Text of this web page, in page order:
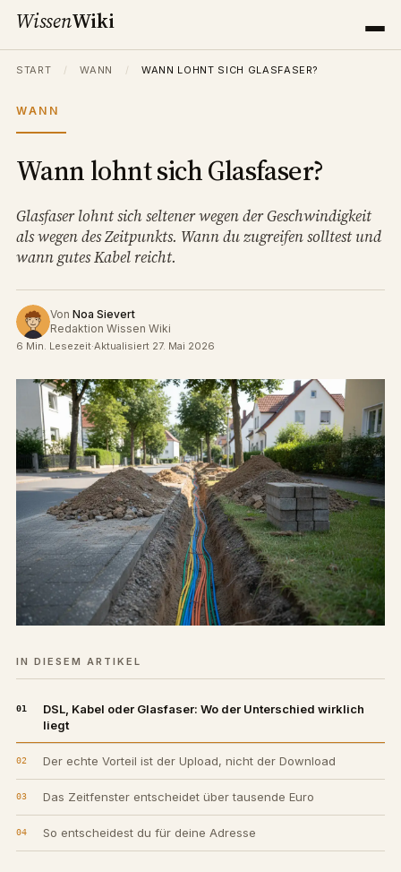
WissenWiki
START / WANN / WANN LOHNT SICH GLASFASER?
WANN
Wann lohnt sich Glasfaser?
Glasfaser lohnt sich seltener wegen der Geschwindigkeit
als wegen des Zeitpunkts. Wann du zugreifen solltest und
wann gutes Kabel reicht.
Von Noa Sievert
Redaktion Wissen Wiki
6 Min. Lesezeit·Aktualisiert 27. Mai 2026
IN DIESEM ARTIKEL
DSL, Kabel oder Glasfaser: Wo der Unterschied wirklich
liegt
Der echte Vorteil ist der Upload, nicht der Download
Das Zeitfenster entscheidet über tausende Euro
So entscheidest du für deine Adresse